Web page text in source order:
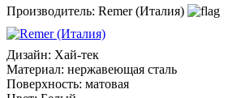
Производитель: Remer (Италия)
Дизайн: Хай-тек
Материал: нержавеющая сталь
Поверхность: матовая